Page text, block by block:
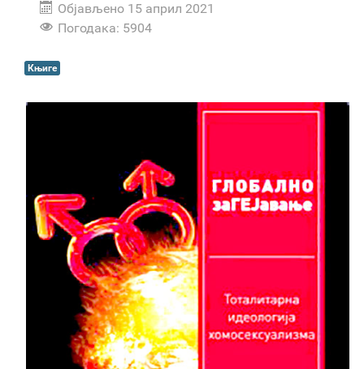
Објављено 15 април 2021
Погодака: 5904
Књиге